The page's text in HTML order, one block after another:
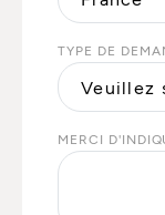
TYPE DE
MERCI